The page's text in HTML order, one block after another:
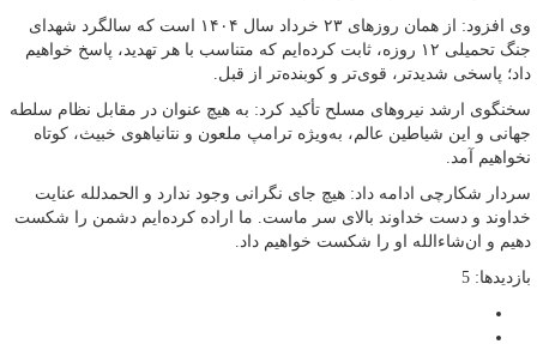
وی افزود: از همان روزهای ۲۳ خرداد سال ۱۴۰۴ است که سالگرد شهدای
جنگ تحمیلی ۱۲ روزه، ثابت کرده‌ایم که متناسب با هر تهدید، پاسخ خواهیم
داد؛ پاسخی شدیدتر، قوی‌تر و کوبنده‌تر از قبل.
سخنگوی ارشد نیروهای مسلح تأکید کرد: به هیچ عنوان در مقابل نظام سلطه
جهانی و این شیاطین عالم، به‌ویژه ترامپ ملعون و نتانیاهوی خبیث، کوتاه
نخواهیم آمد.
سردار شکارچی ادامه داد: هیچ جای نگرانی وجود ندارد و الحمدلله عنایت
خداوند و دست خداوند بالای سر ماست. ما اراده کرده‌ایم دشمن را شکست
دهیم و ان‌شاءالله او را شکست خواهیم داد.
بازدیدها: 5